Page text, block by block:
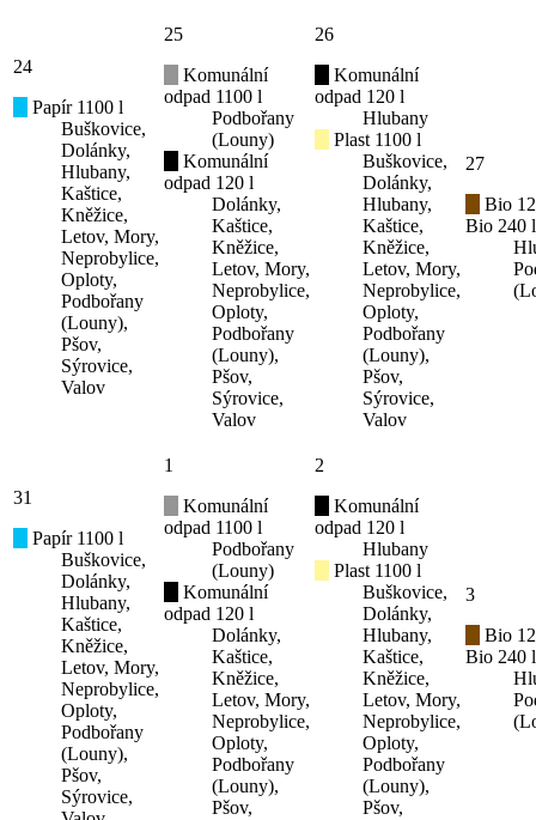
24
Papír 1100 l
Buškovice,
Dolánky,
Hlubany,
Kaštice,
Kněžice,
Letov, Mory,
Neprobylice,
Oploty,
Podbořany
(Louny),
Pšov,
Sýrovice,
Valov
25
Komunální
odpad 1100 l
Podbořany
(Louny)
Komunální
odpad 120 l
Dolánky,
Kaštice,
Kněžice,
Letov, Mory,
Neprobylice,
Oploty,
Podbořany
(Louny),
Pšov,
Sýrovice,
Valov
26
Komunální
odpad 120 l
Hlubany
Plast 1100 l
Buškovice,
Dolánky,
Hlubany,
Kaštice,
Kněžice,
Letov, Mory,
Neprobylice,
Oploty,
Podbořany
(Louny),
Pšov,
Sýrovice,
Valov
27
Bio
Bio 240 l
31
Papír 1100 l
Buškovice,
Dolánky,
Hlubany,
Kaštice,
Kněžice,
Letov, Mory,
Neprobylice,
Oploty,
Podbořany
(Louny),
Pšov,
Sýrovice,
1
Komunální
odpad 1100 l
Podbořany
(Louny)
Komunální
odpad 120 l
Dolánky,
Kaštice,
Kněžice,
Letov, Mory,
Neprobylice,
Oploty,
Podbořany
(Louny),
Pšov,
2
Komunální
odpad 120 l
Hlubany
Plast 1100 l
Buškovice,
Dolánky,
Hlubany,
Kaštice,
Kněžice,
Letov, Mory,
Neprobylice,
Oploty,
Podbořany
(Louny),
Pšov,
3
Bio
Bio 240 l